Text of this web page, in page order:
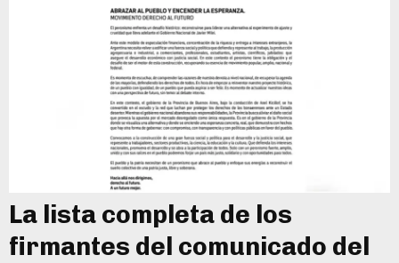
La lista completa de los
firmantes del comunicado del